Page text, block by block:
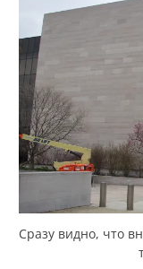
Сразу видно, что